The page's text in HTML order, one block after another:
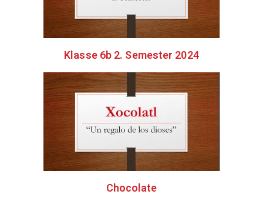
Klasse 6b 2. Semester 2024
Chocolate